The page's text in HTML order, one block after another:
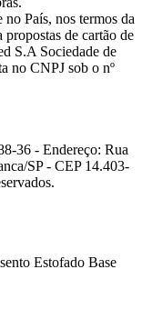
País, nos termos da
de cartão de
S.A Sociedade de
no CNPJ sob o nº
36 - Endereço: Rua
SP - CEP 14.403-
Estofado Base